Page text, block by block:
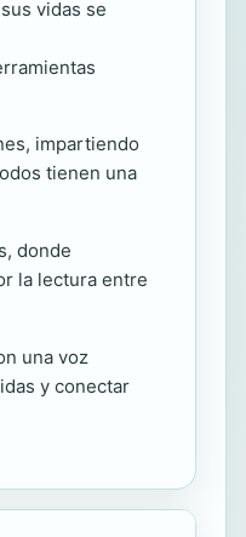
vidas se
impartiendo
tienen una
donde
la lectura entre
una voz
y conectar